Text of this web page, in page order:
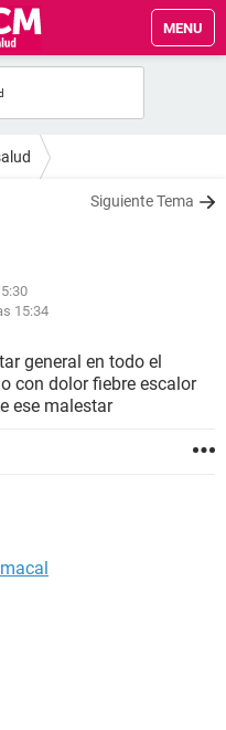
MENU
Siguiente Tema
15:34
general en todo el
con dolor fiebre escalor
ese malestar